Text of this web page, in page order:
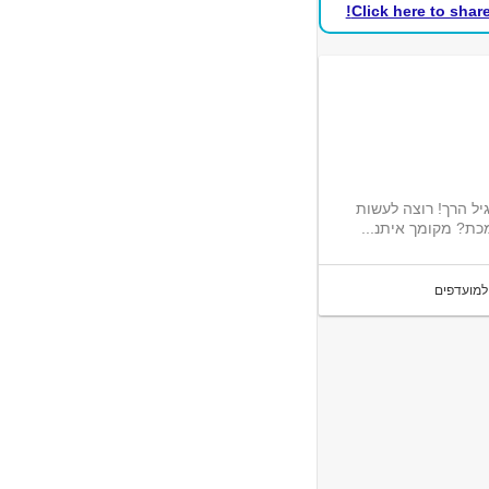
Click here to
הרך! רוצה לעשות
מקומך איתנ...